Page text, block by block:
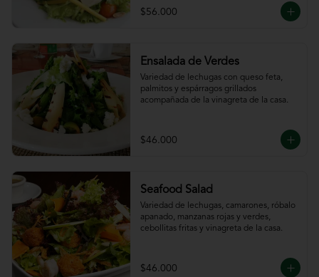
$56.000
Ensalada de Verdes
Variedad de lechugas con queso feta,
palmitos y espárragos grillados
acompañada de la vinagreta de la casa.
$46.000
Seafood Salad
Variedad de lechugas, camarones, róbalo
apanado, manzanas rojas y verdes,
cebollitas fritas y vinagreta de la casa.
$46.000